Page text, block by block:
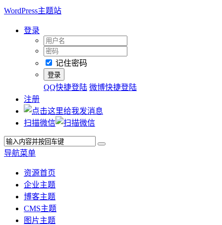
WordPress主题站
登录
记住密码
QQ快捷登陆 微博快捷登陆
注册
扫描微信
导航菜单
资源首页
企业主题
博客主题
CMS主题
图片主题